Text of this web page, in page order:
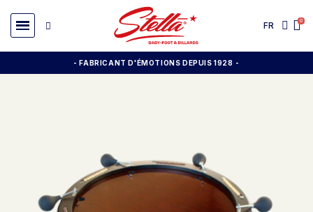
FR
- FABRICANT D'ÉMOTIONS DEPUIS 1928 -